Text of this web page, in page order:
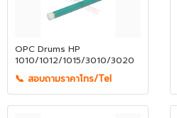
OPC Drums HP
1010/1012/1015/3010/3020
📞 สอบถามราคาโทร/Tel